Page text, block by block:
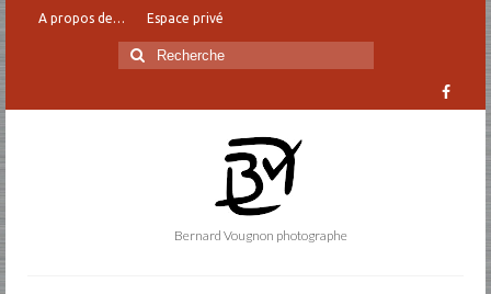
A propos de… Espace privé
Rechercher
:
Bernard Vougnon photographe